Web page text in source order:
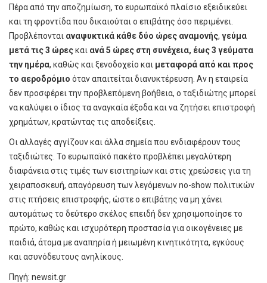
Πέρα από την αποζημίωση, το ευρωπαϊκό πλαίσιο εξειδικεύει
και τη φροντίδα που δικαιούται ο επιβάτης όσο περιμένει.
Προβλέπονται αναψυκτικά κάθε δύο ώρες αναμονής, γεύμα
μετά τις 3 ώρεςκαι ανά 5 ώρες στη συνέχεια, έως 3 γεύματα
την ημέρα, καθώς και ξενοδοχείο και μεταφορά από και προς
το αεροδρόμιο όταν απαιτείται διανυκτέρευση. Αν η εταιρεία
δεν προσφέρει την προβλεπόμενη βοήθεια, ο ταξιδιώτης μπορεί
να καλύψει ο ίδιος τα αναγκαία έξοδα και να ζητήσει επιστροφή
χρημάτων, κρατώντας τις αποδείξεις.
Οι αλλαγές αγγίζουν και άλλα σημεία που ενδιαφέρουν τους
ταξιδιώτες. Το ευρωπαϊκό πακέτο προβλέπει μεγαλύτερη
διαφάνεια στις τιμές των εισιτηρίων και στις χρεώσεις για τη
χειραποσκευή, απαγόρευση των λεγόμενων no-show πολιτικών
στις πτήσεις επιστροφής, ώστε ο επιβάτης να μη χάνει
αυτομάτως το δεύτερο σκέλος επειδή δεν χρησιμοποίησε το
πρώτο, καθώς και ισχυρότερη προστασία για οικογένειες με
παιδιά, άτομα με αναπηρία ή μειωμένη κινητικότητα, εγκύους
και ασυνόδευτους ανηλίκους.
Πηγή: newsit.gr